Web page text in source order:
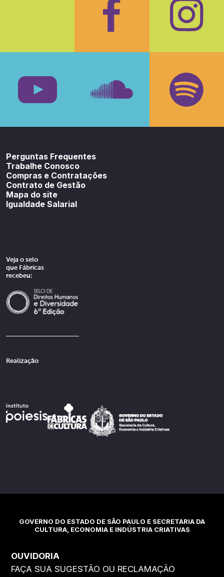
Facebook
Perguntas Frequentes
Trabalhe Conosco
Compras e Contratações
Contrato de Gestão
Mapa do site
Igualdade Salarial
Veja o selo
que Fábricas
recebeu:
Realização
GOVERNO DO ESTADO DE SÃO PAULO E SECRETARIA DA
CULTURA, ECONOMIA E INDÚSTRIA CRIATIVAS
OUVIDORIA
FAÇA SUA SUGESTÃO OU RECLAMAÇÃO